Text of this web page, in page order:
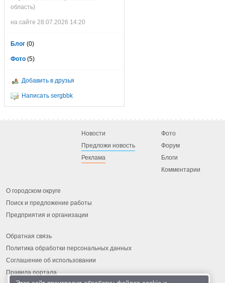
область)
на сайте 28.07.2026 14:20
Блог (0)
Фото (5)
Добавить в друзья
Написать sergbbk
Новости
Предложи новость
Реклама
Фото
Форум
Блоги
Комментарии
О городском округе
Поиск и предложение работы
Предприятия и организации
Обратная связь
Политика обработки персональных данных
Соглашение об использовании
Правила портала